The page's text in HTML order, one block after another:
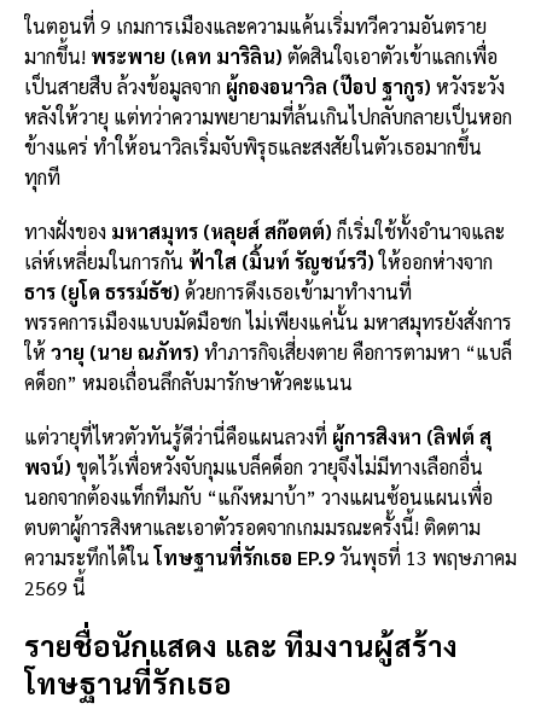
ในตอนที่ 9 เกมการเมืองและความแค้นเริ่มทวีความอันตราย
มากขึ้น! พระพาย (เคท มาริลิน) ตัดสินใจเอาตัวเข้าแลกเพื่อ
เป็นสายสืบ ล้วงข้อมูลจาก ผู้กองอนาวิล (ป๊อป ฐากูร) หวังระวัง
หลังให้วายุ แต่ทว่าความพยายามที่ล้นเกินไปกลับกลายเป็นหอก
ข้างแคร่ ทำให้อนาวิลเริ่มจับพิรุธและสงสัยในตัวเธอมากขึ้น
ทุกที
ทางฝั่งของ มหาสมุทร (หลุยส์ สก๊อตต์) ก็เริ่มใช้ทั้งอำนาจและ
เล่ห์เหลี่ยมในการกัน ฟ้าใส (มิ้นท์ รัญชน์รวี)ให้ออกห่างจาก
ธาร (ยูโด ธรรม์ธัช) ด้วยการดึงเธอเข้ามาทำงานที่
พรรคการเมืองแบบมัดมือชก ไม่เพียงแค่นั้น มหาสมุทรยังสั่งการ
ให้ วายุ (นาย ณภัทร) ทำภารกิจเสี่ยงตาย คือการตามหา “แบล็
คด็อก” หมอเถื่อนลึกลับมารักษาหัวคะแนน
แต่วายุที่ไหวตัวทันรู้ดีว่านี่คือแผนลวงที่ ผู้การสิงหา (ลิฟต์ สุ
พจน์) ขุดไว้เพื่อหวังจับกุมแบล็คด็อก วายุจึงไม่มีทางเลือกอื่น
นอกจากต้องแท็กทีมกับ “แก๊งหมาบ้า” วางแผนซ้อนแผนเพื่อ
ตบตาผู้การสิงหาและเอาตัวรอดจากเกมมรณะครั้งนี้! ติดตาม
ความระทึกได้ในโทษฐานที่รักเธอ EP.9วันพุธที่ 13 พฤษภาคม
2569 นี้
รายชื่อนักแสดง และ ทีมงานผู้สร้าง
โทษฐานที่รักเธอ